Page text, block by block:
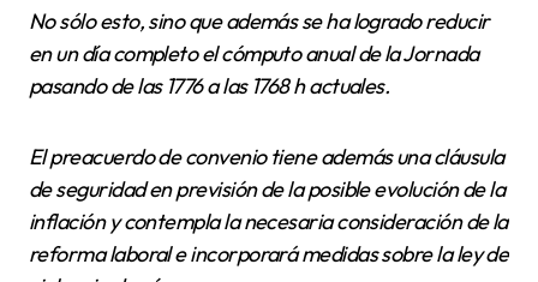
No sólo esto, sino que además se ha logrado reducir
en un día completo el cómputo anual de la Jornada
pasando de las 1776 a las 1768 h actuales.
El preacuerdo de convenio tiene además una cláusula
de seguridad en previsión de la posible evolución de la
inflación y contempla la necesaria consideración de la
reforma laboral e incorporará medidas sobre la ley de